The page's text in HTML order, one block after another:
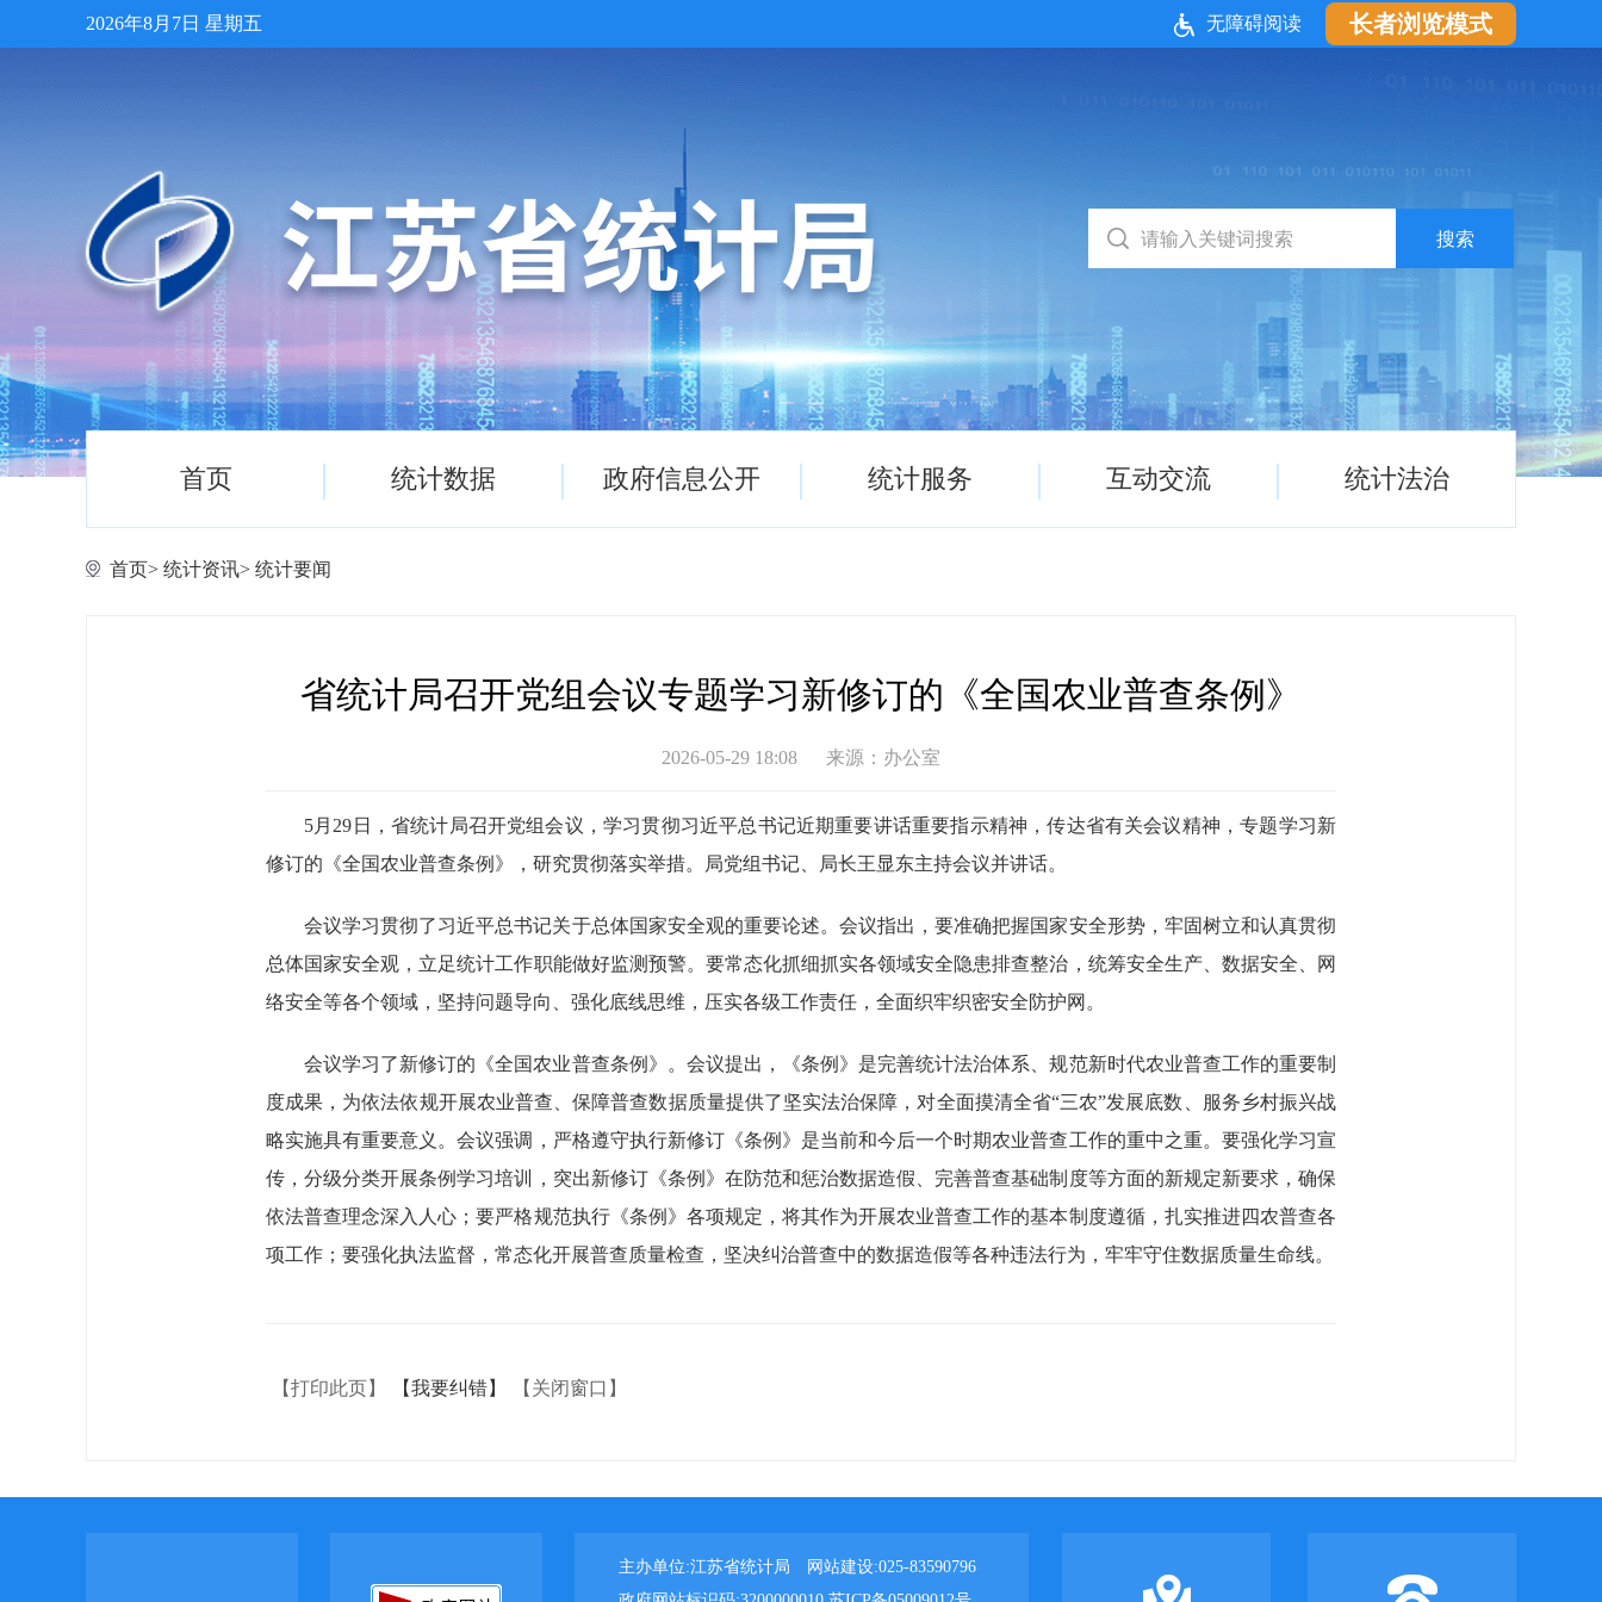
2026年8月7日 星期五 长者浏览模式
无障碍阅读
首页 统计数据 政府信息公开 统计服务 互动交流 统计法治
首页> 统计资讯> 统计要闻
省统计局召开党组会议专题学习新修订的《全国农业普查条例》
2026-05-29 18:08 来源： 办公室
5月29日，省统计局召开党组会议，学习贯彻习近平总书记近期重要讲话重要指示精神，传达省有关会议精神，专题学习新
修订的《全国农业普查条例》，研究贯彻落实举措。局党组书记、局长王显东主持会议并讲话。
会议学习贯彻了习近平总书记关于总体国家安全观的重要论述。会议指出，要准确把握国家安全形势，牢固树立和认真贯彻
总体国家安全观，立足统计工作职能做好监测预警。要常态化抓细抓实各领域安全隐患排查整治，统筹安全生产、数据安全、网
络安全等各个领域，坚持问题导向、强化底线思维，压实各级工作责任，全面织牢织密安全防护网。
会议学习了新修订的《全国农业普查条例》。会议提出，《条例》是完善统计法治体系、规范新时代农业普查工作的重要制
度成果，为依法依规开展农业普查、保障普查数据质量提供了坚实法治保障，对全面摸清全省“三农”发展底数、服务乡村振兴战
略实施具有重要意义。会议强调，严格遵守执行新修订《条例》是当前和今后一个时期农业普查工作的重中之重。要强化学习宣
传，分级分类开展条例学习培训，突出新修订《条例》在防范和惩治数据造假、完善普查基础制度等方面的新规定新要求，确保
依法普查理念深入人心；要严格规范执行《条例》各项规定，将其作为开展农业普查工作的基本制度遵循，扎实推进四农普查各
项工作；要强化执法监督，常态化开展普查质量检查，坚决纠治普查中的数据造假等各种违法行为，牢牢守住数据质量生命线。
【打印此页】 【我要纠错】 【关闭窗口】
主办单位:江苏省统计局 网站建设:025-83590796